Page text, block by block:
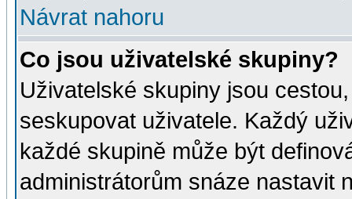
Návrat nahoru
Co jsou uživatelské skupiny?
Uživatelské skupiny jsou
seskupovat uživatele. Každý
každé skupině může být
administrátorům snáze nastavit